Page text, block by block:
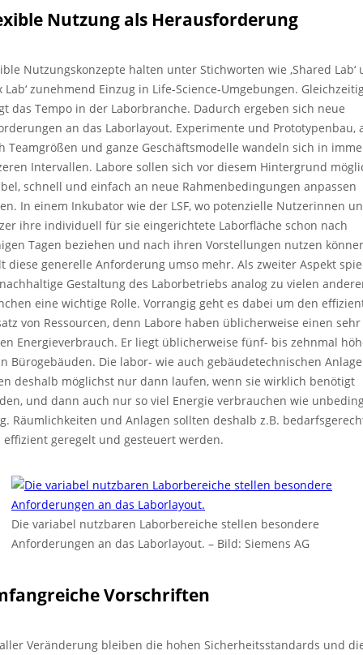
Nutzung als Herausforderung
Nutzungskonzepte halten unter Stichworten wie ‚Shared Lab‘
Lab‘ zunehmend Einzug in Life-Science-Umgebungen.
das Tempo in der Laborbranche. Dadurch ergeben sich neue
an das Laborlayout. Experimente und Prototypenbau,
Teamgrößen und ganze Geschäftsmodelle wandeln sich in
Intervallen. Labore sollen sich vor diesem Hintergrund
schnell und einfach an neue Rahmenbedingungen anpassen
In einem Inkubator wie der LSF, wo potenzielle Nutzerinnen
ihre individuell für sie eingerichtete Laborfläche schon nach
Tagen beziehen und nach ihren Vorstellungen nutzen
diese generelle Anforderung umso mehr. Als zweiter Aspekt
Gestaltung des Laborbetriebs analog zu vielen
eine wichtige Rolle. Vorrangig geht es dabei um den
von Ressourcen, denn Labore haben üblicherweise einen sehr
Energieverbrauch. Er liegt üblicherweise fünf- bis zehnmal
Bürogebäuden. Die labor- wie auch gebäudetechnischen
deshalb möglichst nur dann laufen, wenn sie wirklich benötigt
und dann auch nur so viel Energie verbrauchen wie
Räumlichkeiten und Anlagen sollten deshalb z.B.
effizient geregelt und gesteuert werden.
Die variabel nutzbaren Laborbereiche stellen besondere
Anforderungen an das Laborlayout. – Bild: Siemens AG
Vorschriften
Veränderung bleiben die hohen Sicherheitsstandards und